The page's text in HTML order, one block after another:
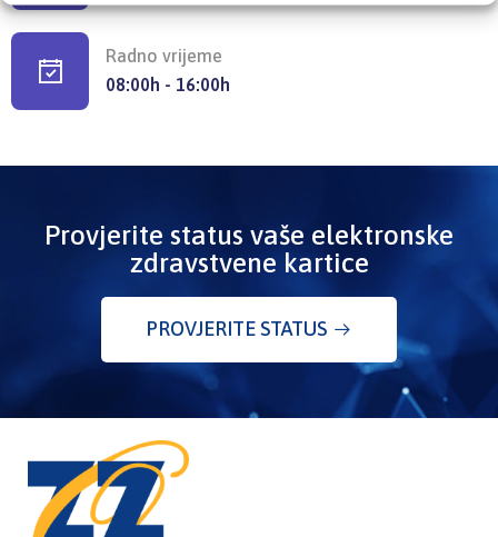
Radno vrijeme
08:00h - 16:00h
Provjerite status vaše elektronske
zdravstvene kartice
PROVJERITE STATUS